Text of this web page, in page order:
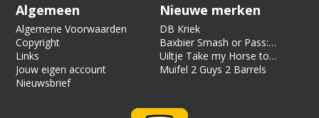
Algemeen
Algemene Voorwaarden
Copyright
Links
Jouw eigen account
Nieuwsbrief
Nieuwe merken
DB Kriek
Baxbier Smash or Pass:
Strata
Uiltje Take my Horse to
the Hotel Room
Muifel 2 Guys 2 Barrels